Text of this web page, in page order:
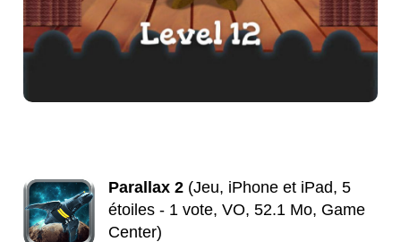
Parallax 2 (Jeu, iPhone et iPad, 5
étoiles - 1 vote, VO, 52.1 Mo, Game
Center)